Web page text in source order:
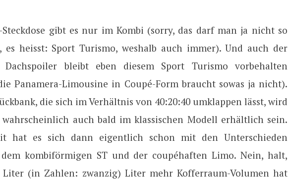
Steckdose gibt es nur im Kombi (sorry, das darf man ja nicht so
es heisst: Sport Turismo, weshalb auch immer). Und auch der
Dachspoiler bleibt eben diesem Sport Turismo vorbehalten
Panamera-Limousine in Coupé-Form braucht sowas ja nicht).
die sich im Verhältnis von 40:20:40 umklappen lässt, wird
auch bald im klassischen Modell erhältlich sein.
hat es sich dann eigentlich schon mit den Unterschieden
dem kombiförmigen ST und der coupéhaften Limo. Nein, halt,
Liter (in Zahlen: zwanzig) Liter mehr Kofferraum-Volumen hat